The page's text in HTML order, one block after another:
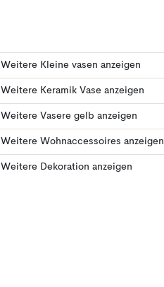
Weitere Kleine vasen anzeigen
Weitere Keramik Vase anzeigen
Weitere Vasere gelb anzeigen
Weitere Wohnaccessoires anzeigen
Weitere Dekoration anzeigen